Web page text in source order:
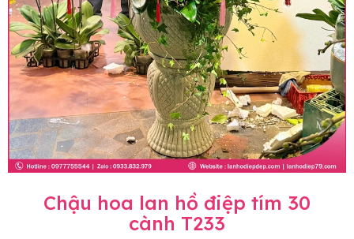
Chậu hoa lan hồ điệp tím 30
cành T233